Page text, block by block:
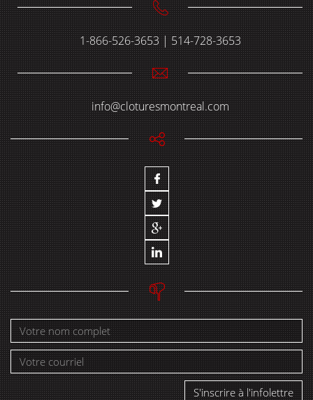
1-866-526-3653 | 514-728-3653
info@cloturesmontreal.com
S'inscrire à l'infolettre